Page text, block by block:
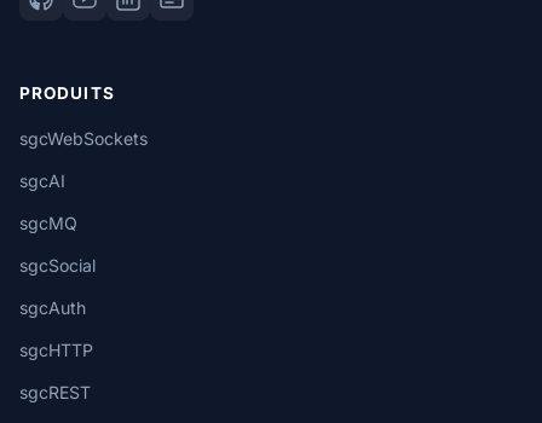
PRODUITS
sgcWebSockets
sgcAI
sgcMQ
sgcSocial
sgcAuth
sgcHTTP
sgcREST